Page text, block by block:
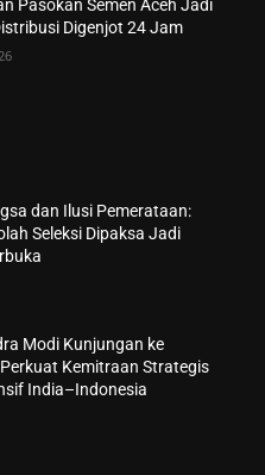
Pasokan Semen Aceh Jadi
Digenjot 24 Jam
dan Ilusi Pemerataan:
Seleksi Dipaksa Jadi
Modi Kunjungan ke
Kemitraan Strategis
India–Indonesia